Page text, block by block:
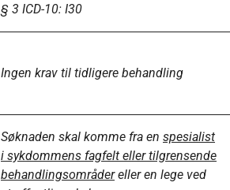
§ 3 ICD-10: I30
Ingen krav til tidligere behandling
Søknaden skal komme fra en spesialist
i sykdommens fagfelt eller tilgrensende
behandlingsområdereller en lege ved